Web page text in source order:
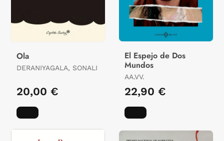
Ola
DERANIYAGALA, SONALI
20,00 €
El Espejo de Dos
Mundos
AA.VV.
22,90 €